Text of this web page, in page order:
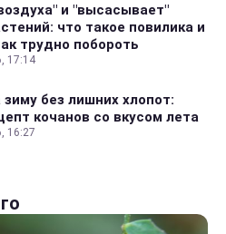
и "высасывает"
что такое повилика и
трудно побороть
17:14
зиму без лишних хлопот:
кочанов со вкусом лета
16:27